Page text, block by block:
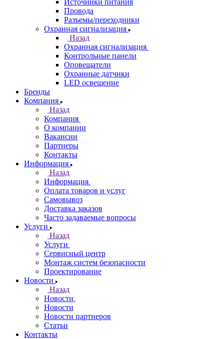
Источники питания
Провода
Разъемы/переходники
Охранная сигнализация
Назад
Охранная сигнализация
Контрольные панели
Оповещатели
Охранные датчики
LED освещение
Бренды
Компания
Назад
Компания
О компании
Вакансии
Партнеры
Контакты
Информация
Назад
Информация
Оплата товаров и услуг
Самовывоз
Доставка заказов
Часто задаваемые вопросы
Услуги
Назад
Услуги
Сервисный центр
Монтаж систем безопасности
Проектирование
Новости
Назад
Новости
Новости
Новости партнеров
Статьи
Контакты